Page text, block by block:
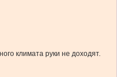
климата руки не доходят.